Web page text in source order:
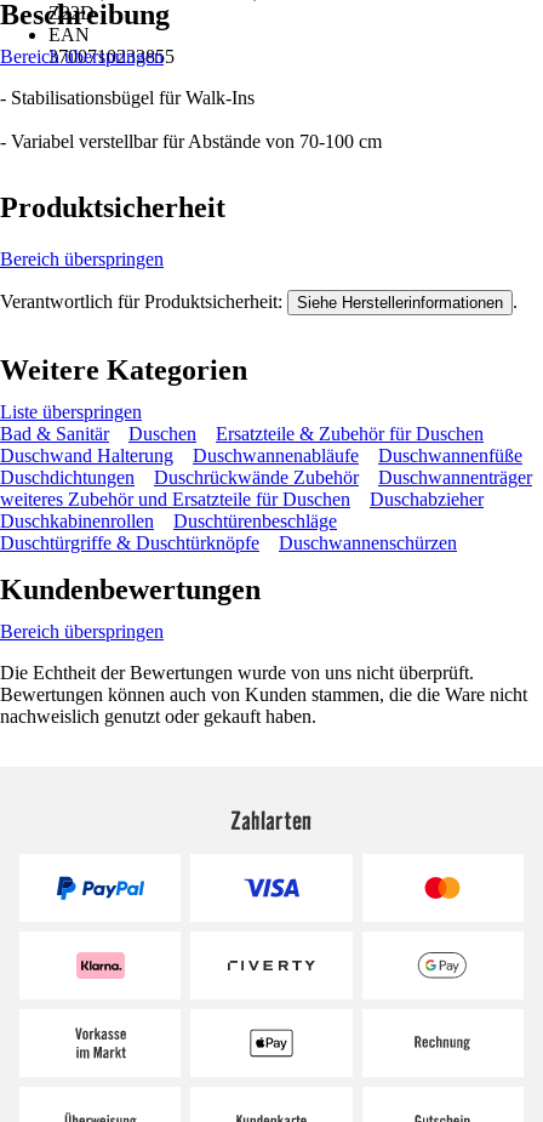
Z22D
EAN
3700710233855
Beschreibung
Bereich überspringen
- Stabilisationsbügel für Walk-Ins
- Variabel verstellbar für Abstände von 70-100 cm
Produktsicherheit
Bereich überspringen
Verantwortlich für Produktsicherheit: Siehe Herstellerinformationen .
Weitere Kategorien
Liste überspringen
Bad & Sanitär
Duschen
Ersatzteile & Zubehör für Duschen
Duschwand Halterung
Duschwannenabläufe
Duschwannenfüße
Duschdichtungen
Duschrückwände Zubehör
Duschwannenträger
weiteres Zubehör und Ersatzteile für Duschen
Duschabzieher
Duschkabinenrollen
Duschtürenbeschläge
Duschtürgriffe & Duschtürknöpfe
Duschwannenschürzen
Kundenbewertungen
Bereich überspringen
Die Echtheit der Bewertungen wurde von uns nicht überprüft.
Bewertungen können auch von Kunden stammen, die die Ware nicht
nachweislich genutzt oder gekauft haben.
Zahlarten